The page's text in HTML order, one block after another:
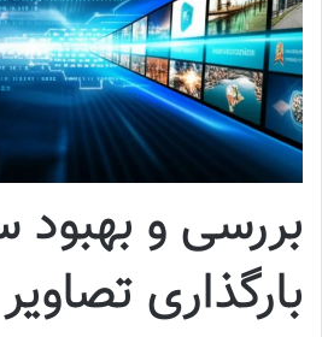
بررسی و
بارگذاری تصاویر